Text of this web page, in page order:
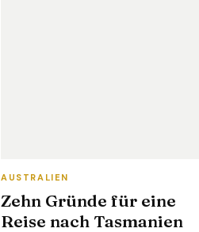
AUSTRALIEN
Zehn Gründe für eine
Reise nach Tasmanien